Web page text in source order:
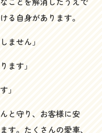
る自身があります。
ません」
ます」
」
と守り、お客様に安
す。たくさんの愛車、